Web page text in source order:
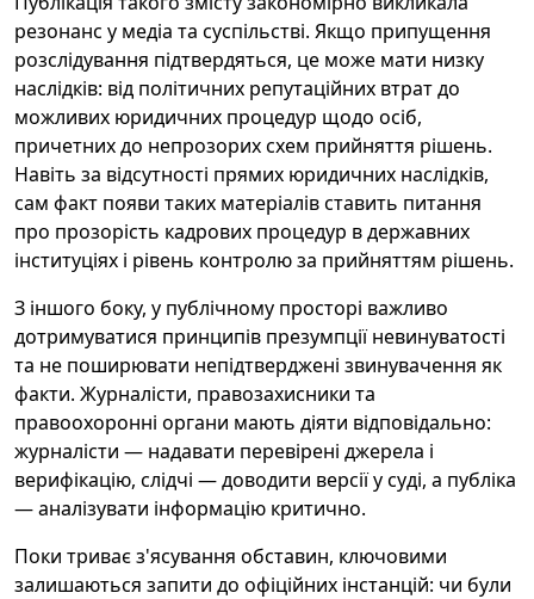
резонанс у медіа та суспільстві. Якщо припущення
розслідування підтвердяться, це може мати низку
наслідків: від політичних репутаційних втрат до
можливих юридичних процедур щодо осіб,
причетних до непрозорих схем прийняття рішень.
Навіть за відсутності прямих юридичних наслідків,
сам факт появи таких матеріалів ставить питання
про прозорість кадрових процедур в державних
інституціях і рівень контролю за прийняттям рішень.
З іншого боку, у публічному просторі важливо
дотримуватися принципів презумпції невинуватості
та не поширювати непідтверджені звинувачення як
факти. Журналісти, правозахисники та
правоохоронні органи мають діяти відповідально:
журналісти — надавати перевірені джерела і
верифікацію, слідчі — доводити версії у суді, а публіка
— аналізувати інформацію критично.
Поки триває з'ясування обставин, ключовими
залишаються запити до офіційних інстанцій: чи були